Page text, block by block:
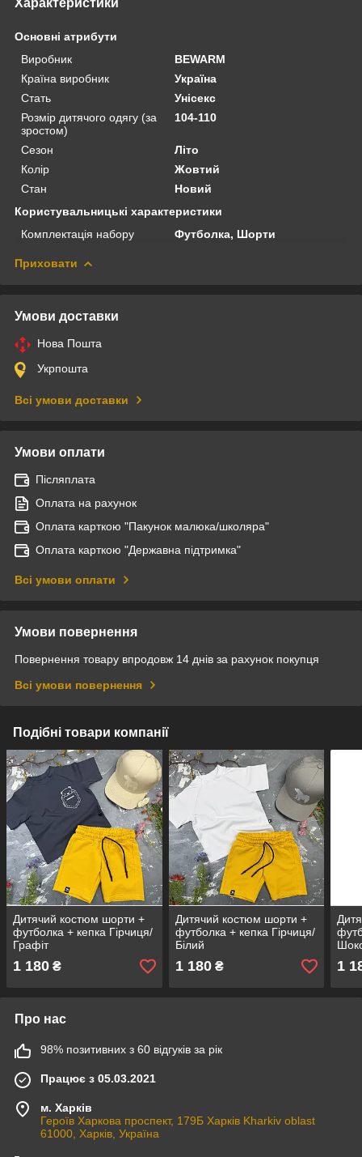
Основні атрибути
Виробник
BEWARM
Країна виробник
Україна
Стать
Унісекс
Розмір дитячого одягу (за
зростом)
104-110
Сезон
Літо
Колір
Жовтий
Стан
Новий
Користувальницькі характеристики
Комплектація набору
Футболка, Шорти
Приховати
Умови доставки
Нова Пошта
Укрпошта
Всі умови доставки
Умови оплати
Післяплата
Оплата на рахунок
Оплата карткою "Пакунок малюка/школяра"
Оплата карткою "Державна підтримка"
Всі умови оплати
Умови повернення
Повернення товару впродовж 14 днів за рахунок покупця
Всі умови повернення
Подібні товари компанії
Дитячий костюм шорти +
футболка + кепка Гірчиця/
Графіт
1 180 ₴
Дитячий костюм шорти +
футболка + кепка Гірчиця/
Білий
1 180₴ 1
Про нас
98% позитивних з 60 відгуків за рік
Працює з 05.03.2021
м. Харків
Героїв Харкова проспект, 179Б Харків Kharkiv oblast
61000, Харків, Україна